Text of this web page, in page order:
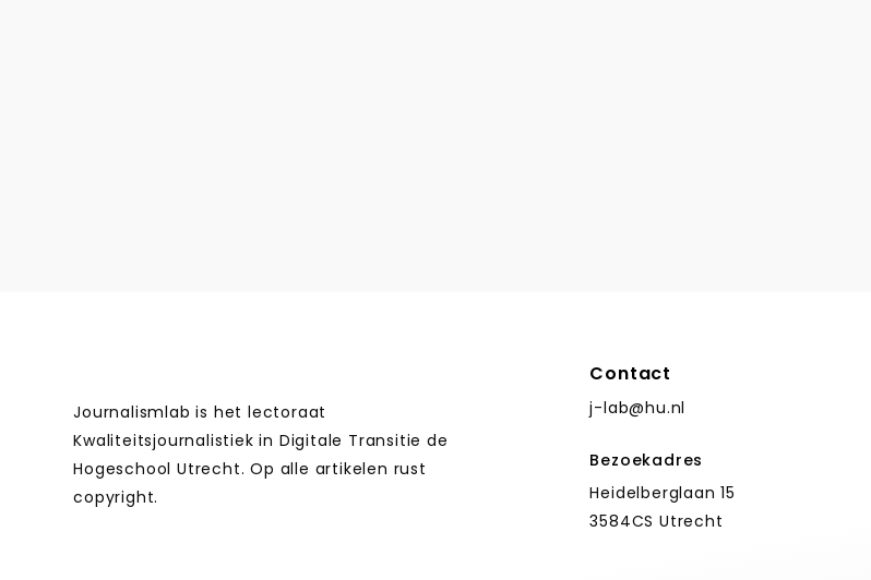
Journalismlab is het lectoraat
Kwaliteitsjournalistiek in Digitale Transitie de
Hogeschool Utrecht. Op alle artikelen rust
copyright.
Contact
j-lab@hu.nl
Bezoekadres
Heidelberglaan 15
3584CS Utrecht